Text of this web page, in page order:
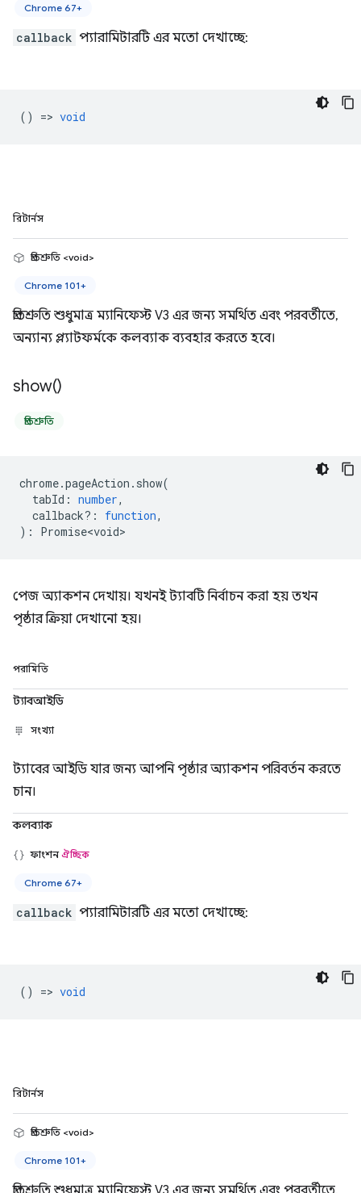
Chrome 67+
callback প্যারামিটারটি এর মতো দেখাচ্ছে:
() => void
রিটার্নস
প্রতিশ্রুতি <void>
Chrome 101+
প্রতিশ্রুতি শুধুমাত্র ম্যানিফেস্ট V3 এর জন্য সমর্থিত এবং পরবর্তীতে,
অন্যান্য প্ল্যাটফর্মকে কলব্যাক ব্যবহার করতে হবে।
show()
প্রতিশ্রুতি
chrome.pageAction . show(
tabId : number,
callback? : function,
) : Promise<void>
পেজ অ্যাকশন দেখায়। যখনই ট্যাবটি নির্বাচন করা হয় তখন
পৃষ্ঠার ক্রিয়া দেখানো হয়।
পরামিতি
ট্যাবআইডি
সংখ্যা
ট্যাবের আইডি যার জন্য আপনি পৃষ্ঠার অ্যাকশন পরিবর্তন করতে
চান।
কলব্যাক
ফাংশনঐচ্ছিক
Chrome 67+
callback প্যারামিটারটি এর মতো দেখাচ্ছে:
() => void
রিটার্নস
প্রতিশ্রুতি <void>
Chrome 101+